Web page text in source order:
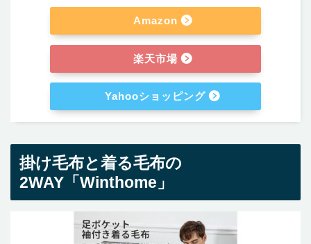
Amazon
楽天市場
Yahooショッピング
掛け毛布と着る毛布の
2WAY「Winthome」